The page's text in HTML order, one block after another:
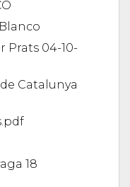
Prats 04-10-
Catalunya
18